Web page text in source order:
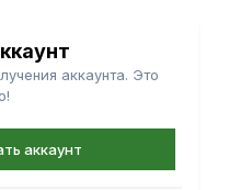
аккаунта. Это
аккаунт